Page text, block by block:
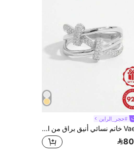
#حجر_الراين
Vaerine خاتم نسائي أنيق براق من الفضة الإسترليني عيار 925 مرصع بالزركونيا المكعبة بتصميم عقدة صليب، هدية أنيقة للمواعدة، 1 قطعة